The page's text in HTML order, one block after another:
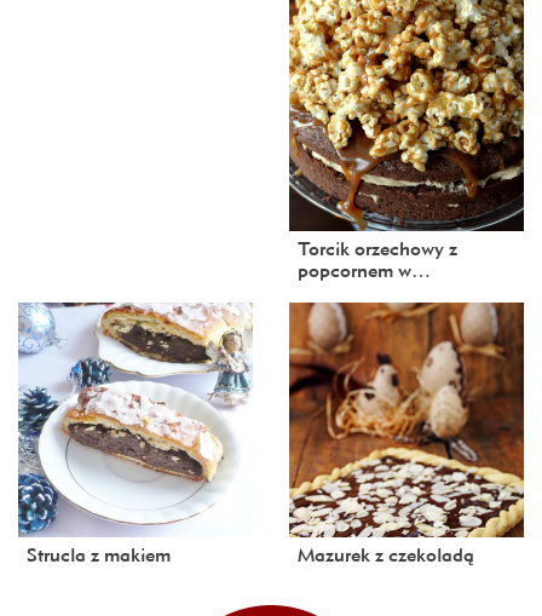
Torcik orzechowy z
popcornem w…
Strucla z makiem Mazurek z czekoladą